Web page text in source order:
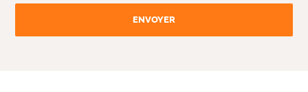
ENVOYER